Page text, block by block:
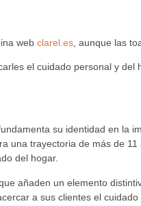
web clarel.es , aunque las
el cuidado personal y del
su identidad en la
una trayectoria de más de
del hogar.
que añaden un elemento
a sus clientes el